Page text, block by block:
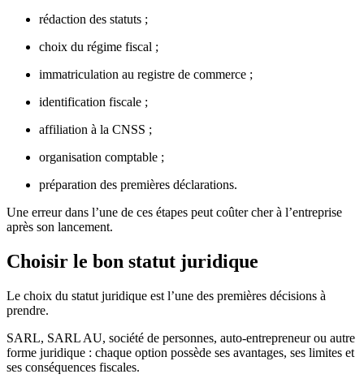
rédaction des statuts ;
choix du régime fiscal ;
immatriculation au registre de commerce ;
identification fiscale ;
affiliation à la CNSS ;
organisation comptable ;
préparation des premières déclarations.
Une erreur dans l’une de ces étapes peut coûter cher à l’entreprise
après son lancement.
Choisir le bon statut juridique
Le choix du statut juridique est l’une des premières décisions à
prendre.
SARL, SARL AU, société de personnes, auto-entrepreneur ou autre
forme juridique : chaque option possède ses avantages, ses limites et
ses conséquences fiscales.